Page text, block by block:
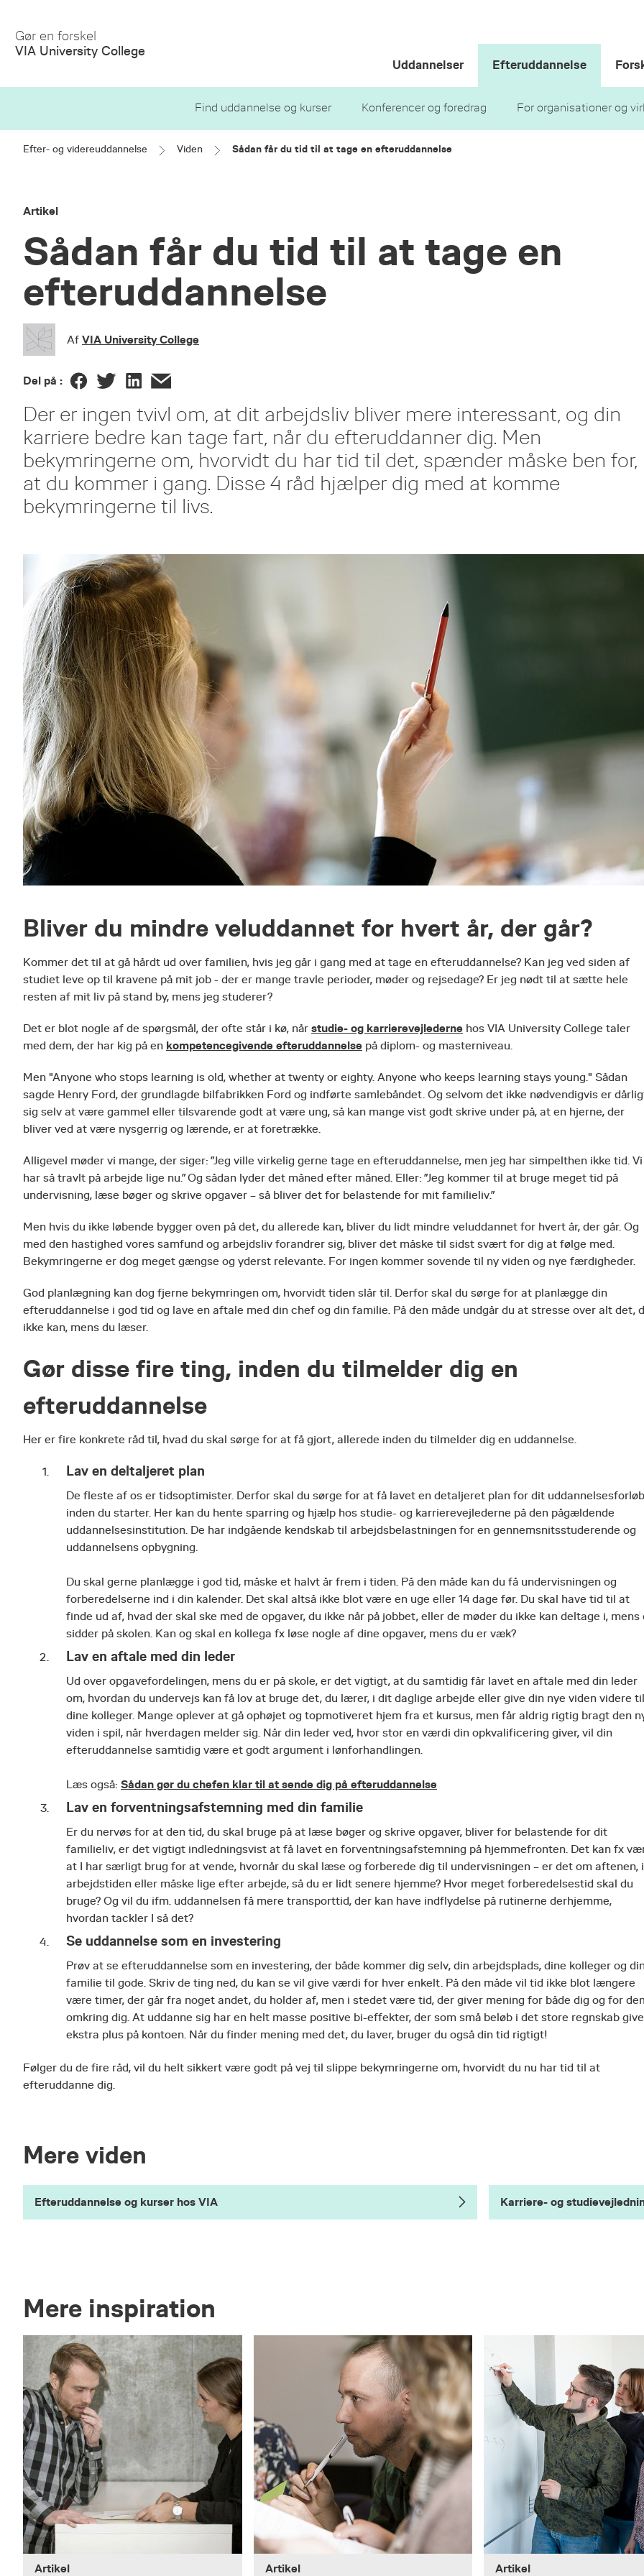
Gør en forskel
VIA University College
Uddannelser Efteruddannelse
Find uddannelse og kurser Konferencer og foredrag For organisationer og
Efter- og videreuddannelse Viden Sådan får du tid til at tage en efteruddannelse
Artikel
Sådan får du tid til at tage en
efteruddannelse
Af VIA University College
Del på :
Der er ingen tvivl om, at dit arbejdsliv bliver mere interessant, og din
karriere bedre kan tage fart, når du efteruddanner dig. Men
bekymringerne om, hvorvidt du har tid til det, spænder måske ben for,
at du kommer i gang. Disse 4 råd hjælper dig med at komme
bekymringerne til livs.
Bliver du mindre veluddannet for hvert år, der går?
Kommer det til at gå hårdt ud over familien, hvis jeg går i gang med at tage en efteruddannelse? Kan jeg ved siden af
studiet leve op til kravene på mit job - der er mange travle perioder, møder og rejsedage? Er jeg nødt til at sætte hele
resten af mit liv på stand by, mens jeg studerer?
Det er blot nogle af de spørgsmål, der ofte står i kø, når studie- og karrierevejlederne hos VIA University College taler
med dem, der har kig på en kompetencegivende efteruddannelse på diplom- og masterniveau.
Men "Anyone who stops learning is old, whether at twenty or eighty. Anyone who keeps learning stays young." Sådan
sagde Henry Ford, der grundlagde bilfabrikken Ford og indførte samlebåndet. Og selvom det ikke nødvendigvis er
sig selv at være gammel eller tilsvarende godt at være ung, så kan mange vist godt skrive under på, at en hjerne, der
bliver ved at være nysgerrig og lærende, er at foretrække.
Alligevel møder vi mange, der siger: ”Jeg ville virkelig gerne tage en efteruddannelse, men jeg har simpelthen ikke tid. Vi
har så travlt på arbejde lige nu.” Og sådan lyder det måned efter måned. Eller: ”Jeg kommer til at bruge meget tid på
undervisning, læse bøger og skrive opgaver – så bliver det for belastende for mit familieliv.”
Men hvis du ikke løbende bygger oven på det, du allerede kan, bliver du lidt mindre veluddannet for hvert år, der går. Og
med den hastighed vores samfund og arbejdsliv forandrer sig, bliver det måske til sidst svært for dig at følge med.
Bekymringerne er dog meget gængse og yderst relevante. For ingen kommer sovende til ny viden og nye færdigheder.
God planlægning kan dog fjerne bekymringen om, hvorvidt tiden slår til. Derfor skal du sørge for at planlægge din
efteruddannelse i god tid og lave en aftale med din chef og din familie. På den måde undgår du at stresse over alt det,
ikke kan, mens du læser.
Gør disse fire ting, inden du tilmelder dig en
efteruddannelse
Her er fire konkrete råd til, hvad du skal sørge for at få gjort, allerede inden du tilmelder dig en uddannelse.
Lav en deltaljeret plan
De fleste af os er tidsoptimister. Derfor skal du sørge for at få lavet en detaljeret plan for dit
inden du starter. Her kan du hente sparring og hjælp hos studie- og karrierevejlederne på den pågældende
uddannelsesinstitution. De har indgående kendskab til arbejdsbelastningen for en gennemsnitsstuderende og
uddannelsens opbygning.
Du skal gerne planlægge i god tid, måske et halvt år frem i tiden. På den måde kan du få undervisningen og
forberedelserne ind i din kalender. Det skal altså ikke blot være en uge eller 14 dage før. Du skal have tid til at
finde ud af, hvad der skal ske med de opgaver, du ikke når på jobbet, eller de møder du ikke kan deltage i, mens
sidder på skolen. Kan og skal en kollega fx løse nogle af dine opgaver, mens du er væk?
Lav en aftale med din leder
Ud over opgavefordelingen, mens du er på skole, er det vigtigt, at du samtidig får lavet en aftale med din leder
om, hvordan du undervejs kan få lov at bruge det, du lærer, i dit daglige arbejde eller give din nye viden videre til
dine kolleger. Mange oplever at gå ophøjet og topmotiveret hjem fra et kursus, men får aldrig rigtig bragt den
viden i spil, når hverdagen melder sig. Når din leder ved, hvor stor en værdi din opkvalificering giver, vil din
efteruddannelse samtidig være et godt argument i lønforhandlingen.
Læs også: Sådan gør du chefen klar til at sende dig på efteruddannelse
Lav en forventningsafstemning med din familie
Er du nervøs for at den tid, du skal bruge på at læse bøger og skrive opgaver, bliver for belastende for dit
familieliv, er det vigtigt indledningsvist at få lavet en forventningsafstemning på hjemmefronten. Det kan fx
at I har særligt brug for at vende, hvornår du skal læse og forberede dig til undervisningen – er det om aftenen, i
arbejdstiden eller måske lige efter arbejde, så du er lidt senere hjemme? Hvor meget forberedelsestid skal du
bruge? Og vil du ifm. uddannelsen få mere transporttid, der kan have indflydelse på rutinerne derhjemme,
hvordan tackler I så det?
Se uddannelse som en investering
Prøv at se efteruddannelse som en investering, der både kommer dig selv, din arbejdsplads, dine kolleger og
familie til gode. Skriv de ting ned, du kan se vil give værdi for hver enkelt. På den måde vil tid ikke blot længere
være timer, der går fra noget andet, du holder af, men i stedet være tid, der giver mening for både dig og for
omkring dig. At uddanne sig har en helt masse positive bi-effekter, der som små beløb i det store regnskab
ekstra plus på kontoen. Når du finder mening med det, du laver, bruger du også din tid rigtigt!
Følger du de fire råd, vil du helt sikkert være godt på vej til slippe bekymringerne om, hvorvidt du nu har tid til at
efteruddanne dig.
Mere viden
Efteruddannelse og kurser hos VIA Karriere- og
Mere inspiration
Artikel Artikel Artikel